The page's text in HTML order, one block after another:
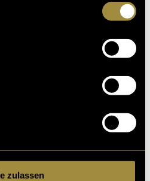
zulassen